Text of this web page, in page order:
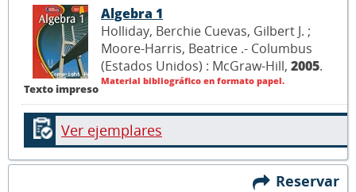
Texto impreso
Algebra 1
Holliday, Berchie Cuevas, Gilbert J. ;
Moore-Harris, Beatrice .- Columbus
(Estados Unidos) : McGraw-Hill, 2005.
Material bibliográfico en formato papel.
Ver ejemplares
Reservar